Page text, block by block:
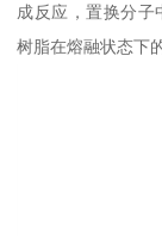
成反应，置换分子
树脂在熔融状态下